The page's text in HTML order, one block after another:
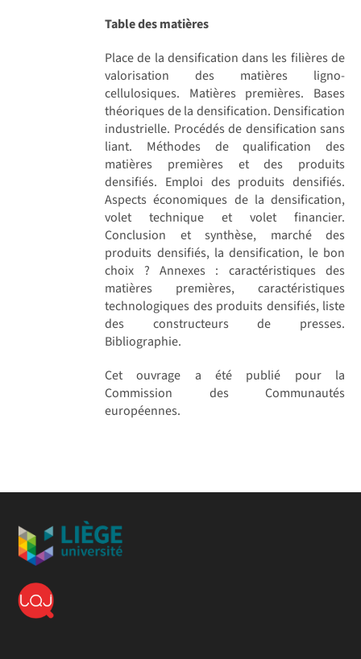
Table des matières
Place de la densification dans les filières de
valorisation des matières ligno-
cellulosiques. Matières premières. Bases
théoriques de la densification. Densification
industrielle. Procédés de densification sans
liant. Méthodes de qualification des
matières premières et des produits
densifiés. Emploi des produits densifiés.
Aspects économiques de la densification,
volet technique et volet financier.
Conclusion et synthèse, marché des
produits densifiés, la densification, le bon
choix ? Annexes : caractéristiques des
matières premières, caractéristiques
technologiques des produits densifiés, liste
des constructeurs de presses.
Bibliographie.
Cet ouvrage a été publié pour la
Commission des Communautés
européennes.